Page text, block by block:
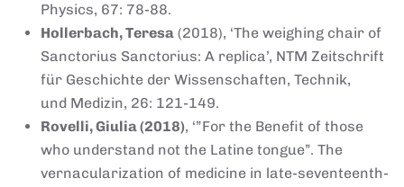
Physics, 67: 78-88.
Hollerbach, Teresa (2018), ‘The weighing chair of
Sanctorius Sanctorius: A replica’, NTM Zeitschrift
für Geschichte der Wissenschaften, Technik,
und Medizin, 26: 121-149.
Rovelli, Giulia (2018), ‘”For the Benefit of those
who understand not the Latine tongue”. The
vernacularization of medicine in late-seventeenth-